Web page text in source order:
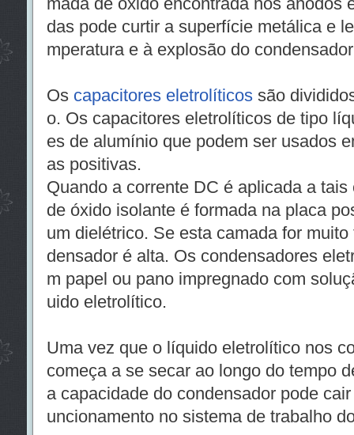
das pode curtir a superfície metálica e
mperatura e à explosão do
Os capacitores eletrolíticossão
o. Os capacitores eletrolíticos de tipo
es de alumínio que podem ser usados
as positivas.
Quando a corrente DC é aplicada a
de óxido isolante é formada na placa
um dielétrico. Se esta camada for
densador é alta. Os condensadores
m papel ou pano impregnado com
uido eletrolítico.
Uma vez que o líquido eletrolítico nos
começa a se secar ao longo do tempo
a capacidade do condensador pode
uncionamento no sistema de trabalho